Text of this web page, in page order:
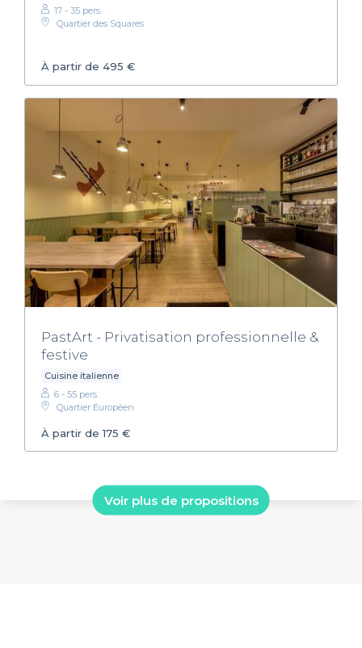
17 - 35 pers.
Quartier des Squares
À partir de 495 €
PastArt - Privatisation professionnelle &
festive
Cuisine italienne
6 - 55 pers.
Quartier Européen
À partir de 175 €
Voir plus de propositions